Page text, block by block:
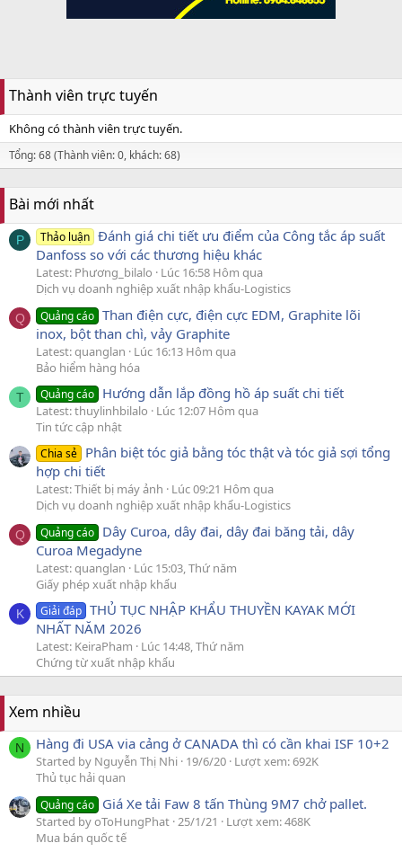
Thành viên trực tuyến
Không có thành viên trực tuyến.
Tổng: 68 (Thành viên: 0, khách: 68)
Bài mới nhất
P Thảo luận Đánh giá chi tiết ưu điểm của Công tắc áp suất
Danfoss so với các thương hiệu khác
Latest: Phương_bilalo
Lúc 16:58 Hôm qua
Dịch vụ doanh nghiệp xuất nhập khẩu-Logistics
Q Quảng cáo Than điện cực, điện cực EDM, Graphite lõi
inox, bột than chì, vảy Graphite
Latest: quanglan
Lúc 16:13 Hôm qua
Bảo hiểm hàng hóa
T Quảng cáo Hướng dẫn lắp đồng hồ áp suất chi tiết
Latest: thuylinhbilalo
Lúc 12:07 Hôm qua
Tin tức cập nhật
Chia sẻ Phân biệt tóc giả bằng tóc thật và tóc giả sợi tổng
hợp chi tiết
Latest: Thiết bị máy ảnh
Lúc 09:21 Hôm qua
Dịch vụ doanh nghiệp xuất nhập khẩu-Logistics
Q Quảng cáo Dây Curoa, dây đai, dây đai băng tải, dây
Curoa Megadyne
Latest: quanglan
Lúc 15:03, Thứ năm
Giấy phép xuất nhập khẩu
K Giải đáp THỦ TỤC NHẬP KHẨU THUYỀN KAYAK MỚI
NHẤT NĂM 2026
Latest: KeiraPham
Lúc 14:48, Thứ năm
Chứng từ xuất nhập khẩu
Xem nhiều
N Hàng đi USA via cảng ở CANADA thì có cần khai ISF 10+2
Started by Nguyễn Thị Nhi 19/6/20 Lượt xem: 692K
Thủ tục hải quan
Quảng cáo Giá Xe tải Faw 8 tấn Thùng 9M7 chở pallet.
Started by oToHungPhat 25/1/21
Lượt xem: 468K
Mua bán quốc tế